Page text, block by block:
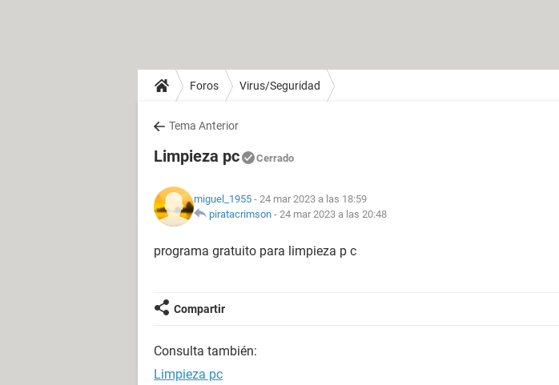
Foros Virus/Seguridad
Tema Anterior
Limpieza pc Cerrado
miguel_1955 - 24 mar 2023 a las 18:59
piratacrimson - 24 mar 2023 a las 20:48
programa gratuito para limpieza p c
Compartir
Consulta también:
Limpieza pc